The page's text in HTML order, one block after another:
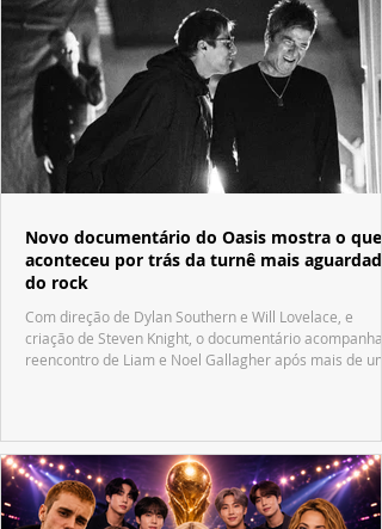
Novo documentário do Oasis mostra o que
aconteceu por trás da turnê mais aguardada
do rock
Com direção de Dylan Southern e Will Lovelace, e
criação de Steven Knight, o documentário acompanha
reencontro de Liam e Noel Gallagher após mais de